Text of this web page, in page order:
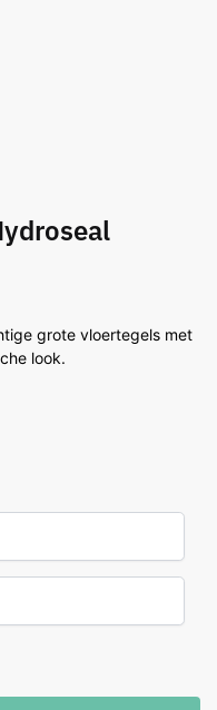
grote vloertegels met
look.